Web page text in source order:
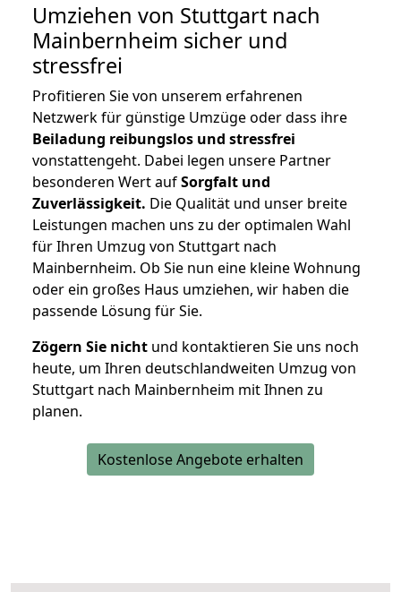
Umziehen von Stuttgart nach
Mainbernheim sicher und
stressfrei
Profitieren Sie von unserem erfahrenen
Netzwerk für günstige Umzüge oder dass ihre
Beiladung reibungslos und stressfrei
vonstattengeht. Dabei legen unsere Partner
besonderen Wert aufSorgfalt und
Zuverlässigkeit. Die Qualität und unser breite
Leistungen machen uns zu der optimalen Wahl
für Ihren Umzug von Stuttgart nach
Mainbernheim. Ob Sie nun eine kleine Wohnung
oder ein großes Haus umziehen, wir haben die
passende Lösung für Sie.
Zögern Sie nicht und kontaktieren Sie uns noch
heute, um Ihren deutschlandweiten Umzug von
Stuttgart nach Mainbernheim mit Ihnen zu
planen.
Kostenlose Angebote erhalten